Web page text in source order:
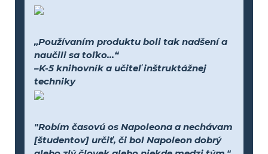
„Používaním produktu boli tak nadšení a
naučili sa toľko...“
–K-5 knihovník a učiteľ inštruktážnej
techniky
"Robím časovú os Napoleona a nechávam
[študentov] určiť, či bol Napoleon dobrý